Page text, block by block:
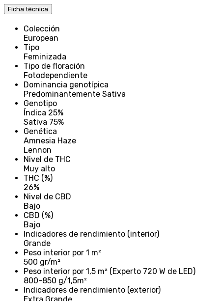
Ficha técnica
Colección
European
Tipo
Feminizada
Tipo de floración
Fotodependiente
Dominancia genotípica
Predominantemente Sativa
Genotipo
Índica 25%
Sativa 75%
Genética
Amnesia Haze
Lennon
Nivel de THC
Muy alto
THC (%)
26%
Nivel de CBD
Bajo
CBD (%)
Bajo
Indicadores de rendimiento (interior)
Grande
Peso interior por 1 m²
500 gr/m²
Peso interior por 1,5 m² (Experto 720 W de LED)
800-850 g/1,5m²
Indicadores de rendimiento (exterior)